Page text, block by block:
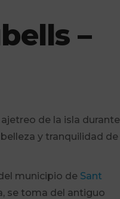
–
de la isla durante
y tranquilidad de
municipio de Sant
se toma del antiguo